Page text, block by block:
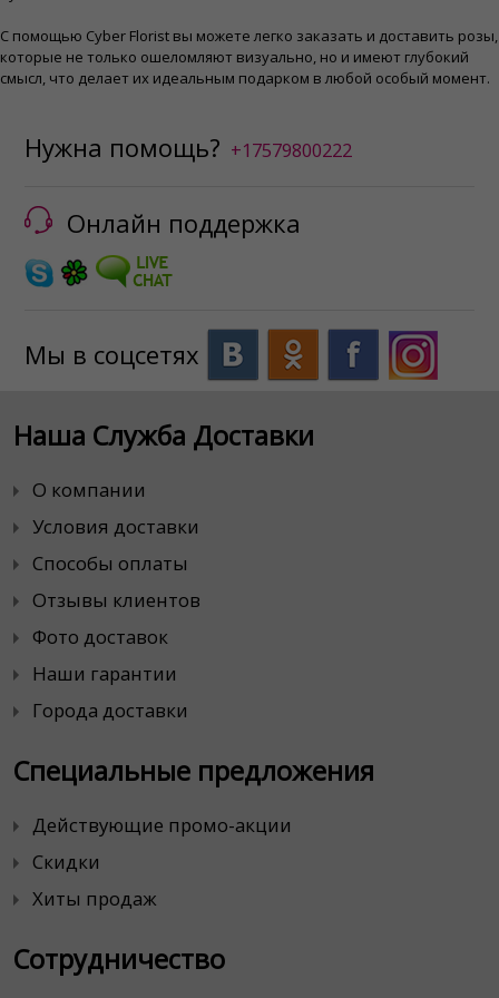
С помощью Cyber ​​Florist вы можете легко заказать и доставить розы,
которые не только ошеломляют визуально, но и имеют глубокий
смысл, что делает их идеальным подарком в любой особый момент.
Нужна помощь? +17579800222
Онлайн поддержка
Мы в соцсетях
Наша Служба Доставки
О компании
Условия доставки
Способы оплаты
Отзывы клиентов
Фото доставок
Наши гарантии
Города доставки
Специальные предложения
Действующие промо-акции
Скидки
Хиты продаж
Сотрудничество